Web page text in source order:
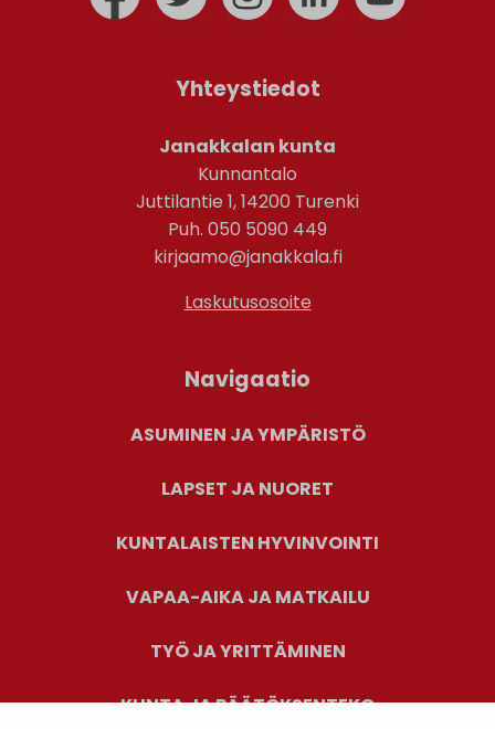
Yhteystiedot
Janakkalan kunta
Kunnantalo
Juttilantie 1, 14200 Turenki
Puh. 050 5090 449
kirjaamo@janakkala.fi
Laskutusosoite
Navigaatio
ASUMINEN JA YMPÄRISTÖ
LAPSET JA NUORET
KUNTALAISTEN HYVINVOINTI
VAPAA-AIKA JA MATKAILU
TYÖ JA YRITTÄMINEN
KUNTA JA PÄÄTÖKSENTEKO